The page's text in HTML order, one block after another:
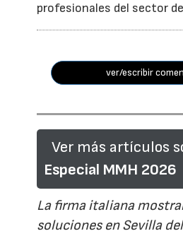
profesionales del sector
ver/escribir
Ver más artículos
Especial MMH 2026
La firma italiana
soluciones en Sevilla